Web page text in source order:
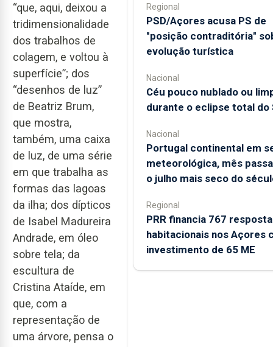
“que, aqui, deixou a
tridimensionalidade
dos trabalhos de
colagem, e voltou à
superfície”; dos
“desenhos de luz”
de Beatriz Brum,
que mostra,
também, uma caixa
de luz, de uma série
em que trabalha as
formas das lagoas
da ilha; dos dípticos
de Isabel Madureira
Andrade, em óleo
sobre tela; da
escultura de
Cristina Ataíde, em
que, com a
representação de
uma árvore, pensa o
Regional
PSD/Açores acusa PS de
"posição contraditória"
evolução turística
Nacional
Céu pouco nublado ou
durante o eclipse total do
Nacional
Portugal continental em
meteorológica, mês
o julho mais seco do
Regional
PRR financia 767
habitacionais nos Açores
investimento de 65 ME